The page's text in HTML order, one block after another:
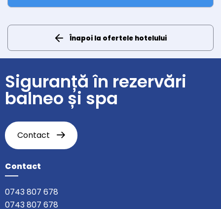
Înapoi la ofertele hotelului
Siguranță în rezervări
balneo și spa
Contact
Contact
0743 807 678
0743 807 678